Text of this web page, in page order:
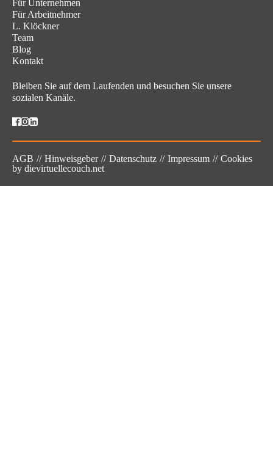
atla
Für Unternehmen
Für Arbeitnehmer
L. Klöckner
Team
Blog
Kontakt
Bleiben Sie auf dem Laufenden und besuchen Sie unsere
sozialen Kanäle.
Gezinmeyi
atla
AGB Hinweisgeber Datenschutz Impressum
Cookies
by dievirtuellecouch.net